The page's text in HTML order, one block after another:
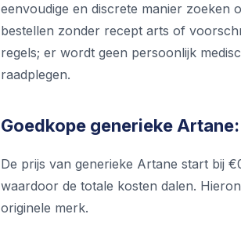
eenvoudige en discrete manier zoeken
bestellen zonder recept arts of
regels; er wordt geen persoonlijk
raadplegen.
Goedkope generieke
De prijs van generieke Artane start bij
waardoor de totale kosten dalen.
originele merk.